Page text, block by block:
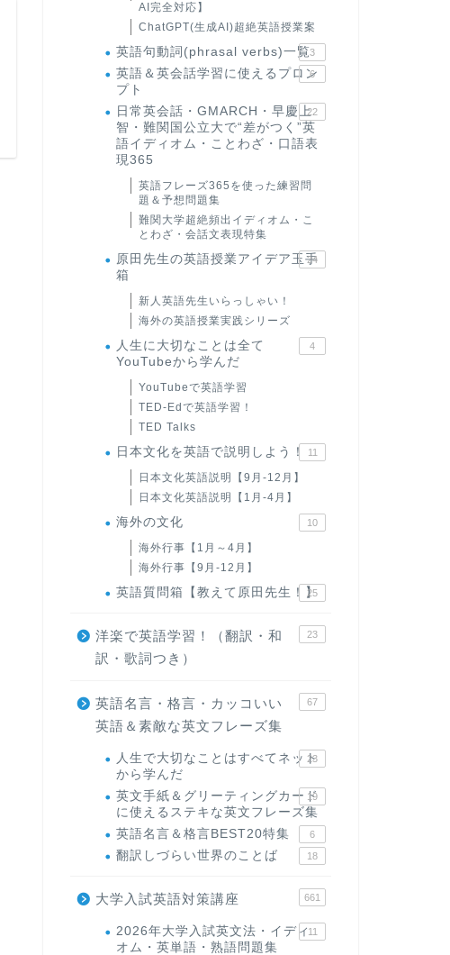
AI完全対応】
ChatGPT(生成AI)超絶英語授業案
英語句動詞(phrasal verbs)一覧3
英語＆英会話学習に使えるプロン
プト
6
日常英会話・GMARCH・早慶上
智・難関国公立大で“差がつく”英
語イディオム・ことわざ・口語表
現365
22
英語フレーズ365を使った練習問
題＆予想問題集
難関大学超絶頻出イディオム・こ
とわざ・会話文表現特集
原田先生の英語授業アイデア玉手
箱
24
新人英語先生いらっしゃい！
海外の英語授業実践シリーズ
人生に大切なことは全て
YouTubeから学んだ
4
YouTubeで英語学習
TED-Edで英語学習！
TED Talks
日本文化を英語で説明しよう！ 11
日本文化英語説明【9月-12月】
日本文化英語説明【1月-4月】
海外の文化 10
海外行事【1月～4月】
海外行事【9月-12月】
英語質問箱【教えて原田先生！】
25
洋楽で英語学習！（翻訳・和
訳・歌詞つき）
23
英語名言・格言・カッコいい
英語＆素敵な英文フレーズ集
67
人生で大切なことはすべてネット
から学んだ
23
英文手紙＆グリーティングカード
に使えるステキな英文フレーズ集
19
英語名言＆格言BEST20特集 6
翻訳しづらい世界のことば 18
大学入試英語対策講座 661
2026年大学入試英文法・イディ
オム・英単語・熟語問題集
11